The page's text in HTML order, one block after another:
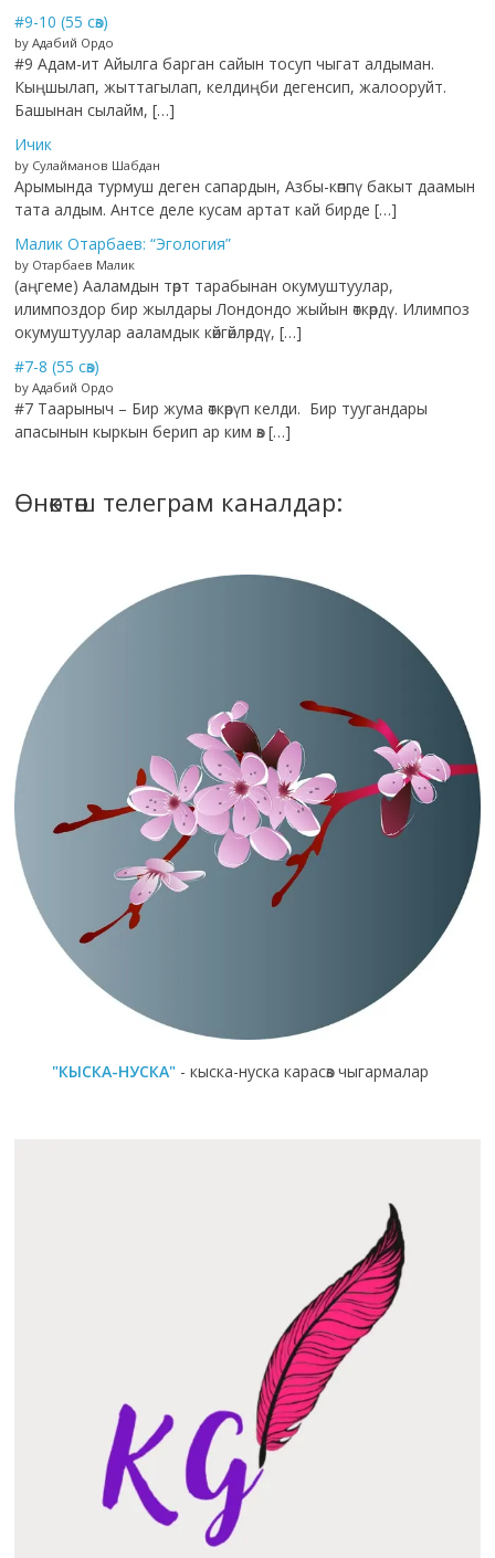
#9-10 (55 сөз)
by Адабий Ордо
#9 Адам-ит Айылга барган сайын тосуп чыгат алдыман.
Кыңшылап, жыттагылап, келдиңби дегенсип, жалооруйт.
Башынан сылайм, […]
Ичик
by Сулайманов Шабдан
Арымында турмуш деген сапардын, Азбы-көппү бакыт даамын
тата алдым. Антсе деле кусам артат кай бирде […]
Малик Отарбаев: “Эгология”
by Отарбаев Малик
(аңгеме) Ааламдын төрт тарабынан окумуштуулар,
илимпоздор бир жылдары Лондондо жыйын өткөрдү. Илимпоз
окумуштуулар ааламдык көйгөйлөрдү, […]
#7-8 (55 сөз)
by Адабий Ордо
#7 Таарыныч – Бир жума өткөрүп келди. Бир туугандары
апасынын кыркын берип ар ким өз […]
Өнөктөш телеграм каналдар:
"КЫСКА-НУСКА" - кыска-нуска карасөз чыгармалар